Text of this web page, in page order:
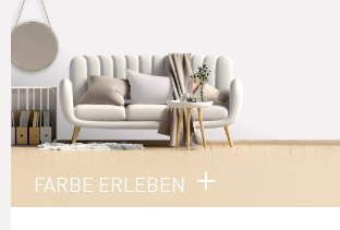
FARBE ERLEBEN